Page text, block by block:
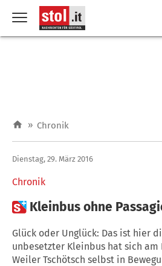
» Chronik
Chronik
Dienstag, 29. März 2016
 Kleinbus ohne
Glück oder Unglück: Das ist hier
unbesetzter Kleinbus hat sich
Weiler Tschötsch selbst in